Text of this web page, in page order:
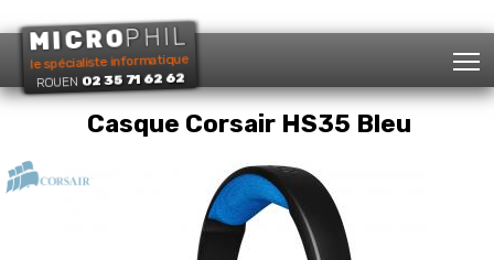
MICROPHIL
le spécialiste informatique
ROUEN 02 35 71 62 62
Casque Corsair HS35 Bleu